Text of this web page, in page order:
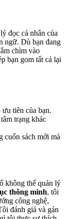
đọc cá nhân của
ngữ. Dù bạn đang
chìm vào
bạn gom tất cả lại
tiên của bạn.
trạng khác
cuốn sách mới mà
không thể quản lý
thông minh, tôi
công nghệ,
đánh giá và gán